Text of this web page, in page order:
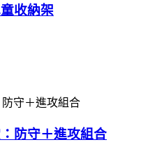
收納架
防守＋進攻組合